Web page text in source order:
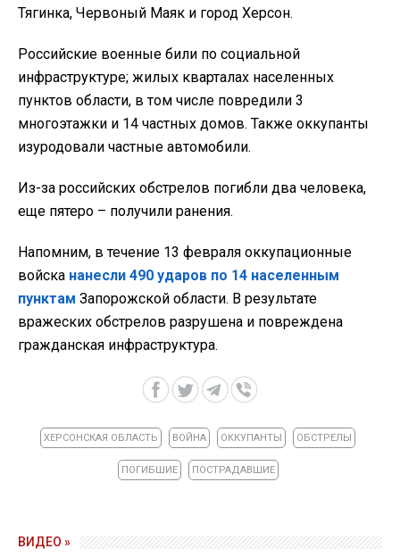
Тягинка, Червоный Маяк и город Херсон.
Российские военные били по социальной
инфраструктуре; жилых кварталах населенных
пунктов области, в том числе повредили 3
многоэтажки и 14 частных домов. Также оккупанты
изуродовали частные автомобили.
Из-за российских обстрелов погибли два человека,
еще пятеро – получили ранения.
Напомним, в течение 13 февраля оккупационные
войска нанесли 490 ударов по 14 населенным
пунктам Запорожской области. В результате
вражеских обстрелов разрушена и повреждена
гражданская инфраструктура.
ХЕРСОНСКАЯ ОБЛАСТЬ ВОЙНА ОККУПАНТЫ ОБСТРЕЛЫ
ПОГИБШИЕ ПОСТРАДАВШИЕ
ВИДЕО »